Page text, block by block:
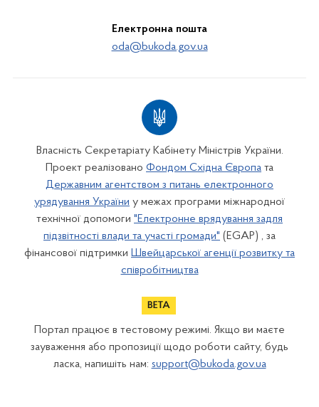
Електронна пошта
oda@bukoda.gov.ua
Власність Секретаріату Кабінету Міністрів України.
Проект реалізовано Фондом Східна Європа та
Державним агентством з питань електронного
урядування України у межах програми міжнародної
технічної допомоги "Електронне врядування задля
підзвітності влади та участі громади" (EGAP) , за
фінансової підтримки Швейцарської агенції розвитку та
співробітництва
Портал працює в тестовому режимі. Якщо ви маєте
зауваження або пропозиції щодо роботи сайту, будь
ласка, напишіть нам: support@bukoda.gov.ua